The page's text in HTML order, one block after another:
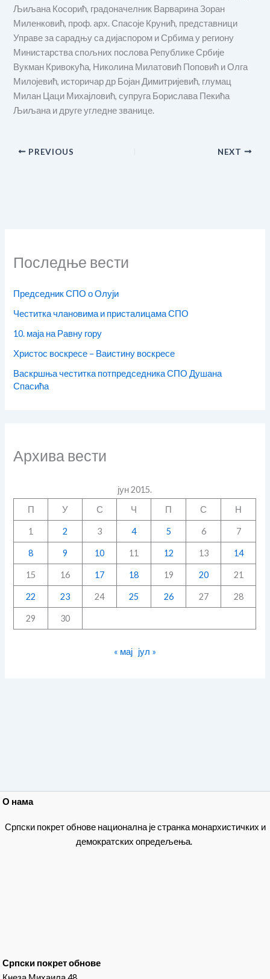
Љиљана Косорић, градоначелник Варварина Зоран
Миленковић, проф. арх. Спасоје Крунић, представници
Управе за сарадњу са дијаспором и Србима у региону
Министарства спољних послова Републике Србије
Вукман Кривокућа, Николина Милатовић Поповић и Олга
Милојевић, историчар др Бојан Димитријевић, глумац
Милан Цаци Михајловић, супруга Борислава Пекића
Љиљана и друге угледне званице.
PREVIOUS NEXT
Последње вести
Председник СПО о Олуји
Честитка члановима и присталицама СПО
10. маја на Равну гору
Христос воскресе – Ваистину воскресе
Васкршња честитка потпредседника СПО Душана
Спасића
Архива вести
јун 2015.
П
У С Ч П С Н
1 2 3 4 5 6 7
8 9 10 11 12 13 14
15 16 17 18 19 20 21
22 23 24 25 26 27 28
29 30
« мај јул »
О нама
Српски покрет обнове национална је странка монархистичких и
демократских опредељења.
Српски покрет обнове